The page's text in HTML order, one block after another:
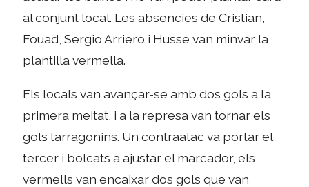
al conjunt local. Les absències de Cristian,
Fouad, Sergio Arriero i Husse van minvar la
plantilla vermella.
Els locals van avançar-se amb dos gols a la
primera meitat, i a la represa van tornar els
gols tarragonins. Un contraatac va portar el
tercer i bolcats a ajustar el marcador, els
vermells van encaixar dos gols que van